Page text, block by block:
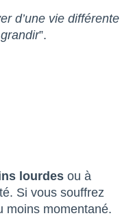
d’une vie différente
”.
lourdes ou à
Si vous souffrez
moins momentané.